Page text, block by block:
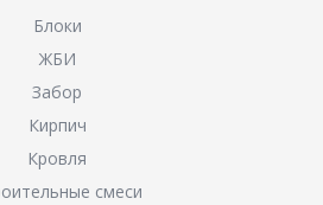
Блоки
ЖБИ
Забор
Кирпич
Кровля
смеси